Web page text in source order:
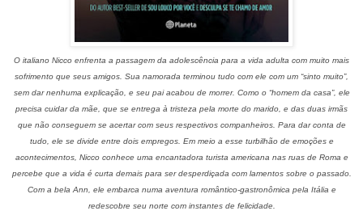
O italiano Nicco enfrenta a passagem da adolescência para a vida adulta com muito mais
sofrimento que seus amigos. Sua namorada terminou tudo com ele com um “sinto muito”,
sem dar nenhuma explicação, e seu pai acabou de morrer. Como o “homem da casa”, ele
precisa cuidar da mãe, que se entrega à tristeza pela morte do marido, e das duas irmãs
que não conseguem se acertar com seus respectivos companheiros. Para dar conta de
tudo, ele se divide entre dois empregos. Em meio a esse turbilhão de emoções e
acontecimentos, Nicco conhece uma encantadora turista americana nas ruas de Roma e
percebe que a vida é curta demais para ser desperdiçada com lamentos sobre o passado.
Com a bela Ann, ele embarca numa aventura romântico-gastronômica pela Itália e
redescobre seu norte com instantes de felicidade.